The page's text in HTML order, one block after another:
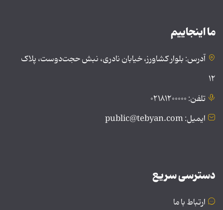
ما اینجاییم
آدرس: بلوار کشاورز، خیابان نادری، نبش حجت‌دوست، پلاک
۱۲
تلفن: ۰۲۱۸۱۲۰۰۰۰۰
ایمیل: public@tebyan.com
دسترسی سریع
ارتباط با ما